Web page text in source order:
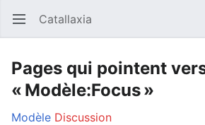
Ouvrir le menu principal Catallaxia
Pages qui pointent
« Modèle:Focus »
Modèle Discussion